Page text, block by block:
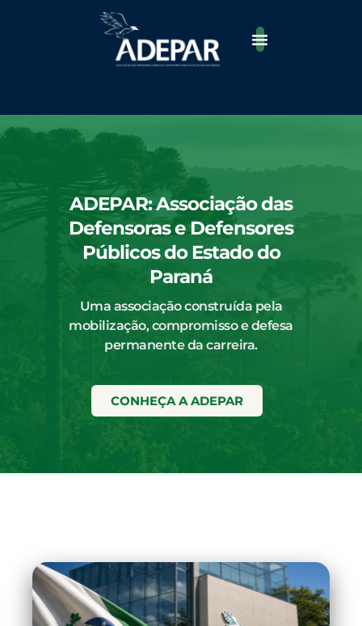
ADEPAR: Associação das
Defensoras e Defensores
Públicos do Estado do
Paraná
Uma associação construída pela
mobilização, compromisso e defesa
permanente da carreira.
CONHEÇA A ADEPAR